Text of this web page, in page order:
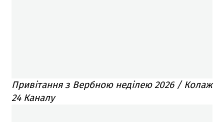
Привітання з Вербною неділею 2026 / Колаж
24 Каналу